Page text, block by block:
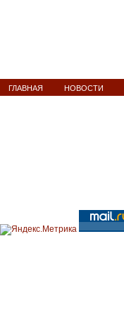
ГЛАВНАЯ НОВОСТИ